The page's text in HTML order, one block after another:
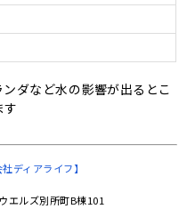
ダなど水の影響が出るとこ
す
ディアライフ】
エルズ別所町B棟101